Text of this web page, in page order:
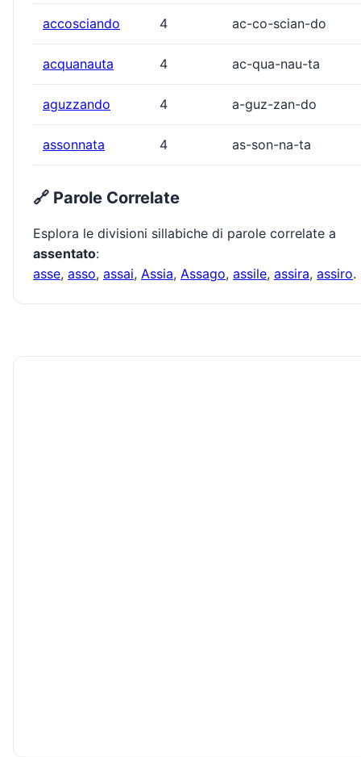
accosciando 4 ac-co-scian-do
acquanauta 4 ac-qua-nau-ta
aguzzando 4 a-guz-zan-do
assonnata 4 as-son-na-ta
🔗 Parole Correlate
Esplora le divisioni sillabiche di parole correlate a
assentato:
asse, asso, assai, Assia, Assago, assile, assira, assiro.